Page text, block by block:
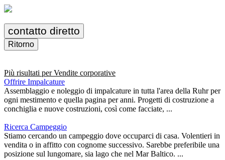
contatto diretto
Ritorno
Più risultati perVendite corporative
Offrire Impalcature
Assemblaggio e noleggio di impalcature in tutta l'area della Ruhr per
ogni mestimento e quella pagina per anni. Progetti di costruzione a
conchiglia e nuove costruzioni, così come facciate, ...
Ricerca Campeggio
Stiamo cercando un campeggio dove occuparci di casa. Volentieri in
vendita o in affitto con cognome successivo. Sarebbe preferibile una
posizione sul lungomare, sia lago che nel Mar Baltico. ...